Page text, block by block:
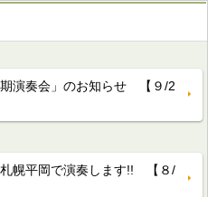
演奏会」のお知らせ 【９/2
幌平岡で演奏します!! 【８/